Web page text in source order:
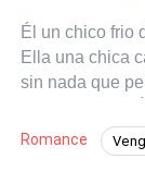
Él un chico frio
Ella una chica
sin nada que perder. Ella una chica
todos temen. Ella es como un ángel caído del cielo a la
que todos adoran. ¿Qué pasara cuando sus
Romance